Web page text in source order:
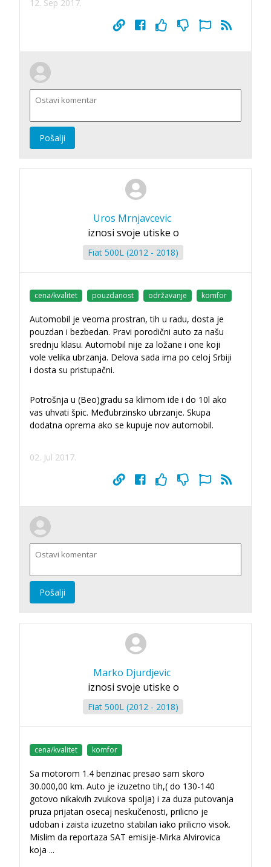
12. Sep 2017.
Pošalji
Uros Mrnjavcevic
iznosi svoje utiske o
Fiat 500L (2012 - 2018)
cena/kvalitet pouzdanost održavanje komfor
Automobil je veoma prostran, tih u radu, dosta je
pouzdan i bezbedan. Pravi porodični auto za našu
srednju klasu. Automobil nije za ložane i one koji
vole velika ubrzanja. Delova sada ima po celoj Srbiji
i dosta su pristupačni.
Potrošnja u (Beo)gradu sa klimom ide i do 10l ako
vas uhvati špic. Međubrzinsko ubrzanje. Skupa
dodatna oprema ako se kupuje nov automobil.
02. Jul 2017.
Pošalji
Marko Djurdjevic
iznosi svoje utiske o
Fiat 500L (2012 - 2018)
cena/kvalitet komfor
Sa motorom 1.4 benzinac presao sam skoro
30.000,00 km. Auto je izuzetno tih,( do 130-140
gotovo nikakvih zvukova spolja) i za duza putovanja
pruza prijatan osecaj neskučenosti, prilicno je
udoban i zaista izuzetno stabilan iako prilicno visok.
Mislim da reportaza SAT emisije-Mirka Alvirovica
koja ...